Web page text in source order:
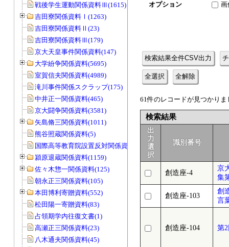
戦後学生運動関係資料Ⅲ(1615)
吉田寮関係資料Ⅰ(1263)
吉田寮関係資料Ⅱ(23)
吉田寮関係資料Ⅲ(179)
京大天皇事件関係資料(147)
大学紛争関係資料(5695)
室賀信夫関係資料(4989)
滝川事件関係スクラップ(175)
中井正一関係資料(465)
京大闘争関係資料(3581)
矢島脩三関係資料(1011)
熊谷照蔵関係資料(5)
国際高等教育院設置反対関係資料(20)
潁原退蔵関係資料(1159)
佐々木惣一関係資料(125)
朝永正三関係資料(105)
本田博利寄贈資料(552)
松田陽一寄贈資料(83)
占領期学内往復文書(1)
高瀬正三関係資料(23)
八木通夫関係資料(45)
オプション
画
検索結果全件CSV出力
全選択 全解除
61件のレコードが見つかり
検索結果
出
力
選
択
識別番号
創造座-4
京
集
創造座-103
創
言
創造座-104 第